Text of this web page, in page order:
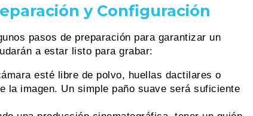
y Configuración
pasos de preparación para garantizar un
a estar listo para grabar:
esté libre de polvo, huellas dactilares o
la imagen. Un simple paño suave será suficiente